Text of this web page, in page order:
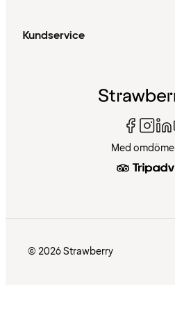
Kundservice
Med
© 2026 Strawberry